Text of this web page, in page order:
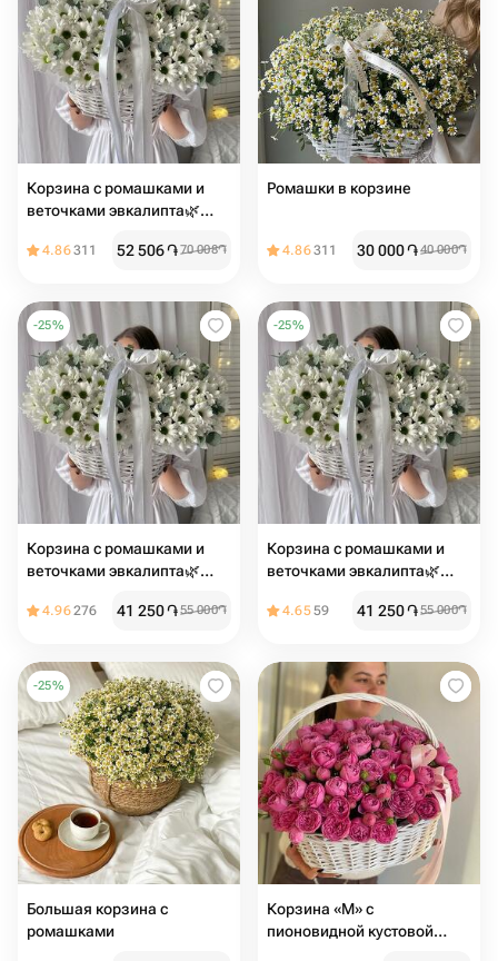
Корзина с ромашками и
веточками эвкалипта🌿
4.86311 52 506֏70 008֏
Ромашки в корзине
4.86311 30 000֏40 000֏
-25%
Корзина с ромашками и
веточками эвкалипта🌿
4.96276 41 250֏55 000֏
-25%
Корзина с ромашками и
веточками эвкалипта🌿
4.6559 41 250֏55 000֏
-25%
Большая корзина с
ромашками
Корзина «M» с
пионовидной кустовой